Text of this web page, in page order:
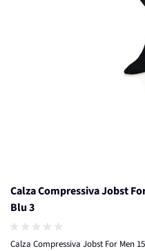
Calza Compressiva Jobst
Blu 3
Calza Compressiva Jobst For Men